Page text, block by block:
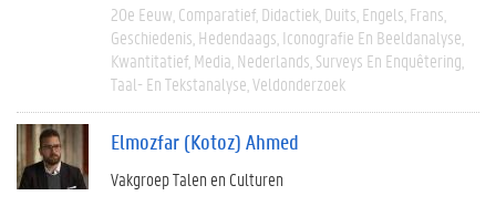
20e Eeuw Comparatief Didactiek Duits Engels Frans
Geschiedenis Hedendaags Iconografie En Beeldanalyse
Kwantitatief Media Nederlands Surveys En Enquêtering
Taal- En Tekstanalyse Veldonderzoek
Elmozfar (Kotoz) Ahmed
Vakgroep Talen en Culturen